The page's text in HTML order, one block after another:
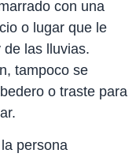
con una
o lugar que le
las lluvias.
tampoco se
o traste para
persona